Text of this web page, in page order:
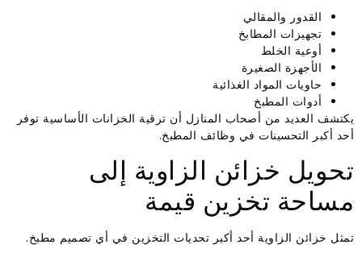
القدور والمقالي
تجهيزات المطابخ
أوعية الخلط
الأجهزة الصغيرة
حاويات المواد الغذائية
أدوات المطبخ
يكتشف العديد من أصحاب المنازل أن ترقية الخزانات الأساسية توفر
أحد أكبر التحسينات في وظائف المطبخ.
تحويل خزائن الزاوية إلى
مساحة تخزين قيمة
تمثل خزائن الزاوية أحد أكبر تحديات التخزين في أي تصميم مطبخ.